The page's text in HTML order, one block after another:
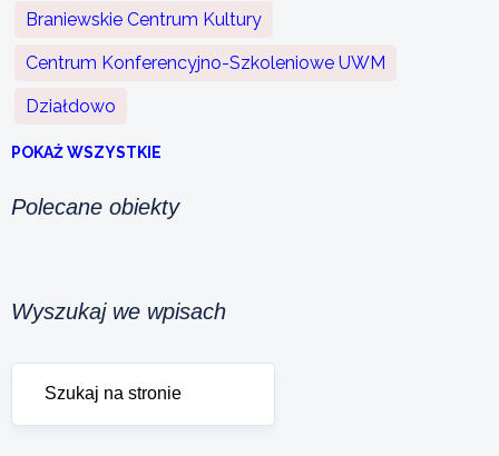
Braniewskie Centrum Kultury
Centrum Konferencyjno-Szkoleniowe UWM
Działdowo
POKAŻ WSZYSTKIE
Polecane obiekty
Wyszukaj we wpisach